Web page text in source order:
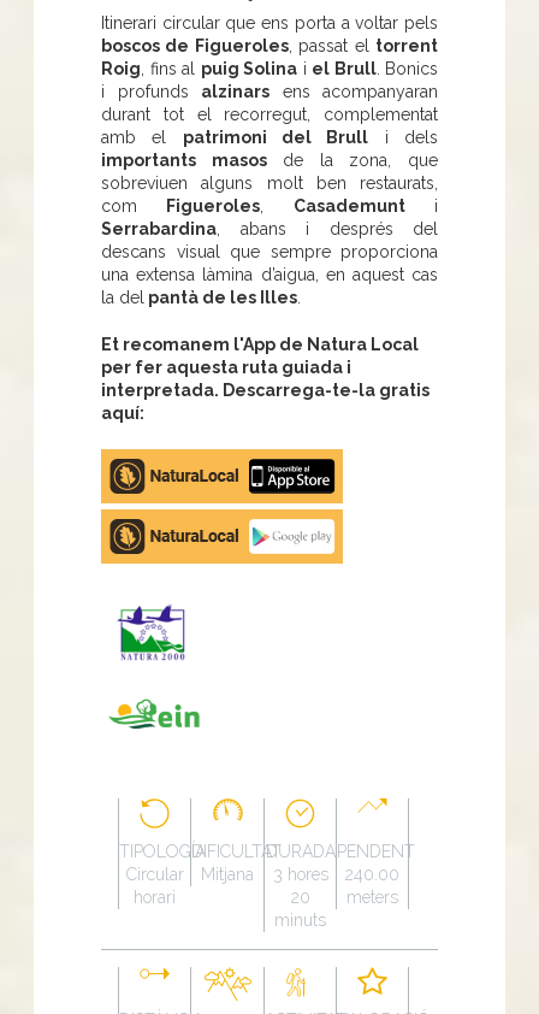
Itinerari circular que ens porta a voltar pels
boscos de Figueroles, passat el torrent
Roig, fins al puig Solina i el Brull. Bonics
i profunds alzinars ens acompanyaran
durant tot el recorregut, complementat
amb el patrimoni del Brull i dels
importants masosde la zona, que
sobreviuen alguns molt ben restaurats,
com
Figueroles, Casademunti
Serrabardina, abans i després del
descans visual que sempre proporciona
una extensa làmina d’aigua, en aquest cas
la del pantà de les Illes.
Et recomanem l'App de Natura Local
per fer aquesta ruta guiada i
interpretada. Descarrega-te-la gratis
aquí:
Apple
store
Google
Play
TIPOLOGÍA
Circular
horari
DIFICULTAT
Mitjana
DURADA
3 hores
20
minuts
PENDENT
240.00
meters